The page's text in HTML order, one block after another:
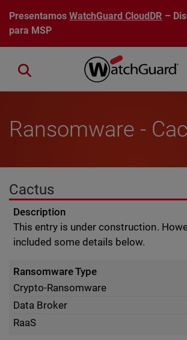
Pasar al contenido principal
PresentamosWatchGuard CloudDR –
para MSP
Close search
Ransomware -
Cactus
Description
This entry is under construction.
included some details below.
Ransomware Type
Crypto-Ransomware
Data Broker
RaaS